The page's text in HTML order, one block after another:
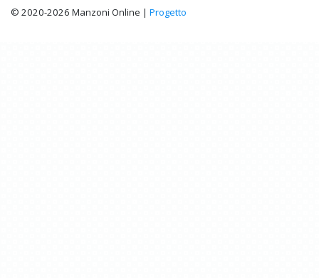
© 2020-2026 Manzoni Online | Progetto